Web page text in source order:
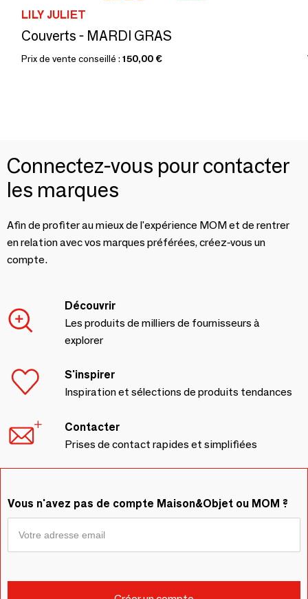
LILY JULIET
Couverts - MARDI GRAS
Prix de vente conseillé : 150,00 €
Connectez-vous pour contacter
les marques
Afin de profiter au mieux de l'expérience MOM et de rentrer
en relation avec vos marques préférées, créez-vous un
compte.
Découvrir
Les produits de milliers de fournisseurs à
explorer
S'inspirer
Inspiration et sélections de produits tendances
Contacter
Prises de contact rapides et simplifiées
Vous n'avez pas de compte Maison&Objet ou MOM ?